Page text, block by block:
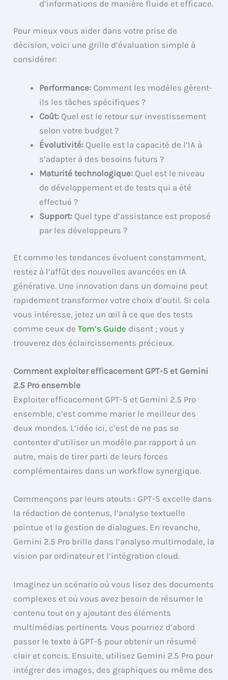
d’informations de manière fluide et efficace.
Pour mieux vous aider dans votre prise de
décision, voici une grille d’évaluation simple à
considérer:
Performance: Comment les modèles gèrent-
ils les tâches spécifiques ?
Coût: Quel est le retour sur investissement
selon votre budget ?
Évolutivité: Quelle est la capacité de l’IA à
s’adapter à des besoins futurs ?
Maturité technologique: Quel est le niveau
de développement et de tests qui a été
effectué ?
Support: Quel type d’assistance est proposé
par les développeurs ?
Et comme les tendances évoluent constamment,
restez à l’affût des nouvelles avancées en IA
générative. Une innovation dans un domaine peut
rapidement transformer votre choix d’outil. Si cela
vous intéresse, jetez un œil à ce que des tests
comme ceux deTom’s Guide disent ; vous y
trouverez des éclaircissements précieux.
Comment exploiter efficacement GPT-5 et Gemini
2.5 Pro ensemble
Exploiter efficacement GPT-5 et Gemini 2.5 Pro
ensemble, c’est comme marier le meilleur des
deux mondes. L’idée ici, c’est de ne pas se
contenter d’utiliser un modèle par rapport à un
autre, mais de tirer parti de leurs forces
complémentaires dans un workflow synergique.
Commençons par leurs atouts : GPT-5 excelle dans
la rédaction de contenus, l’analyse textuelle
pointue et la gestion de dialogues. En revanche,
Gemini 2.5 Pro brille dans l’analyse multimodale, la
vision par ordinateur et l’intégration cloud.
Imaginez un scénario où vous lisez des documents
complexes et où vous avez besoin de résumer le
contenu tout en y ajoutant des éléments
multimédias pertinents. Vous pourriez d’abord
passer le texte à GPT-5 pour obtenir un résumé
clair et concis. Ensuite, utilisez Gemini 2.5 Pro pour
intégrer des images, des graphiques ou même des